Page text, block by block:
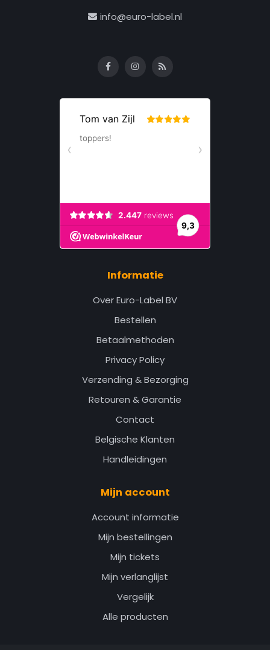
info@euro-label.nl
Informatie
Over Euro-Label BV
Bestellen
Betaalmethoden
Privacy Policy
Verzending & Bezorging
Retouren & Garantie
Contact
Belgische Klanten
Handleidingen
Mijn account
Account informatie
Mijn bestellingen
Mijn tickets
Mijn verlanglijst
Vergelijk
Alle producten